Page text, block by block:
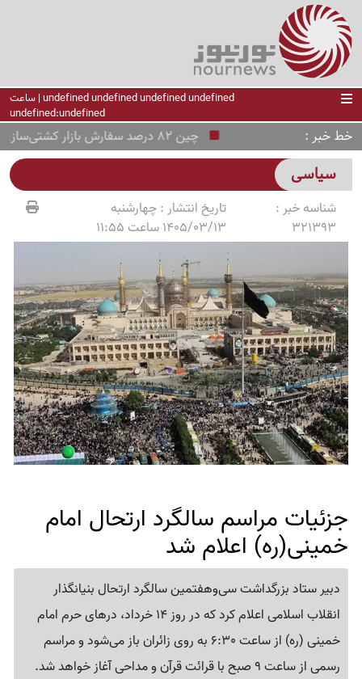
undefined undefined undefined undefined | ساعت
undefined:undefined
خط خبر چین 82 درصد سفارش بازار کشتی‌سازی جهان را گرفت
سیاسی
شناسه خبر :
321393
تاریخ انتشار :چهارشنبه
1405/03/13 ساعت 11:55
جزئیات مراسم سالگرد ارتحال امام
خمینی(ره) اعلام شد
دبیر ستاد بزرگداشت سی‌وهفتمین سالگرد ارتحال بنیانگذار
انقلاب اسلامی اعلام کرد که در روز 14 خرداد، درهای حرم امام
خمینی (ره) از ساعت 6:30 به روی زائران باز می‌شود و مراسم
رسمی از ساعت 9 صبح با قرائت قرآن و مداحی آغاز خواهد شد.